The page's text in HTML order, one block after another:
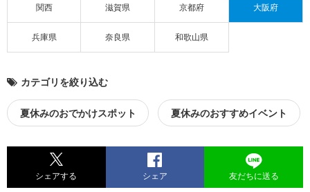
関西 滋賀県 京都府 大阪府
兵庫県 奈良県 和歌山県
カテゴリを絞り込む
夏休みのおでかけスポット 夏休みのおすすめイベント
シェアする シェア 友だちに送る